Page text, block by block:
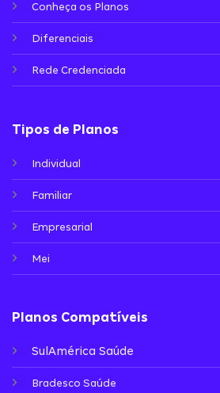
Conheça os Planos
Diferenciais
Rede Credenciada
Tipos de Planos
Individual
Familiar
Empresarial
Mei
Planos Compatíveis
SulAmérica Saúde
Bradesco Saúde